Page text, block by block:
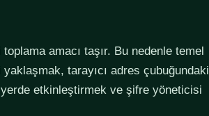
amacı taşır. Bu nedenle temel
tarayıcı adres çubuğundaki
yerde etkinleştirmek ve şifre yöneticisi